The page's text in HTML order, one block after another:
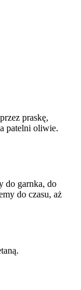
praskę,
patelni oliwie.
do garnka, do
do czasu, aż